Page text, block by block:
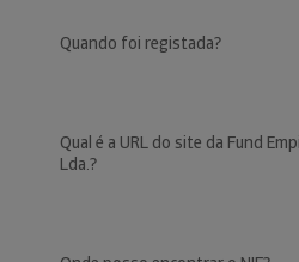
Quando foi registada?
Qual é a URL do site da Fund
Lda.?